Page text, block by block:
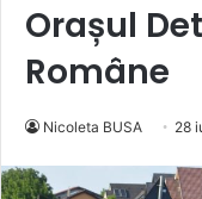
Orașul
Române
Nicoleta BUSA 28